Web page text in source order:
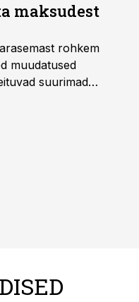
maksudest
rohkem
muudatused
suurimad